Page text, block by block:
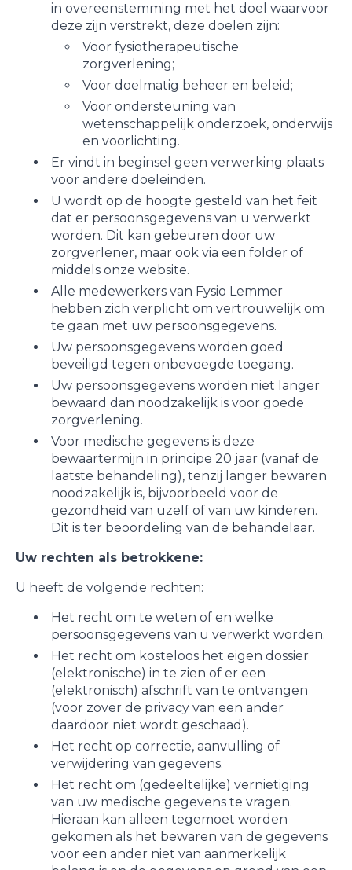
in overeenstemming met het doel waarvoor
deze zijn verstrekt, deze doelen zijn:
Voor fysiotherapeutische
zorgverlening;
Voor doelmatig beheer en beleid;
Voor ondersteuning van
wetenschappelijk onderzoek, onderwijs
en voorlichting.
Er vindt in beginsel geen verwerking plaats
voor andere doeleinden.
U wordt op de hoogte gesteld van het feit
dat er persoonsgegevens van u verwerkt
worden. Dit kan gebeuren door uw
zorgverlener, maar ook via een folder of
middels onze website.
Alle medewerkers van Fysio Lemmer
hebben zich verplicht om vertrouwelijk om
te gaan met uw persoonsgegevens.
Uw persoonsgegevens worden goed
beveiligd tegen onbevoegde toegang.
Uw persoonsgegevens worden niet langer
bewaard dan noodzakelijk is voor goede
zorgverlening.
Voor medische gegevens is deze
bewaartermijn in principe 20 jaar (vanaf de
laatste behandeling), tenzij langer bewaren
noodzakelijk is, bijvoorbeeld voor de
gezondheid van uzelf of van uw kinderen.
Dit is ter beoordeling van de behandelaar.
Uw rechten als betrokkene:
U heeft de volgende rechten:
Het recht om te weten of en welke
persoonsgegevens van u verwerkt worden.
Het recht om kosteloos het eigen dossier
(elektronische) in te zien of er een
(elektronisch) afschrift van te ontvangen
(voor zover de privacy van een ander
daardoor niet wordt geschaad).
Het recht op correctie, aanvulling of
verwijdering van gegevens.
Het recht om (gedeeltelijke) vernietiging
van uw medische gegevens te vragen.
Hieraan kan alleen tegemoet worden
gekomen als het bewaren van de gegevens
voor een ander niet van aanmerkelijk